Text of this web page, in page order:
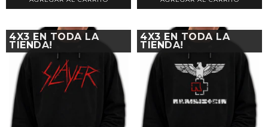
4X3 EN TODA LA
TIENDA!
4X3 EN TODA LA
TIENDA!